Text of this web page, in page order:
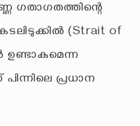
ഗതാഗതത്തിന്റെ
(Strait of
ഉണ്ടാകുമെന്ന
പ്രധാന